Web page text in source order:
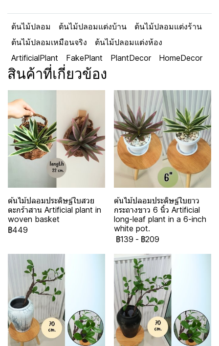
ต้นไม้ปลอม ต้นไม้ปลอมแต่งบ้าน
ต้นไม้ปลอมแต่งร้าน
ต้นไม้ปลอมเหมือนจริง
ต้นไม้ปลอมแต่งห้อง
ArtificialPlant
FakePlant PlantDecor HomeDecor
สินค้าที่เกี่ยวข้อง
ต้นไม้ปลอมประดิษฐ์ใบสวย
ตะกร้าสาน Artificial plant in
woven basket
฿449
ต้นไม้ปลอมประดิษฐ์ใบยาว
กระถางขาว 6 นิ้ว Artificial
long-leaf plant in a 6-inch
white pot.
฿139 - ฿209